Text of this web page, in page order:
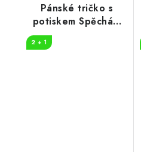
Pánské tričko s
potiskem Spěchám
do přírody
2 + 1